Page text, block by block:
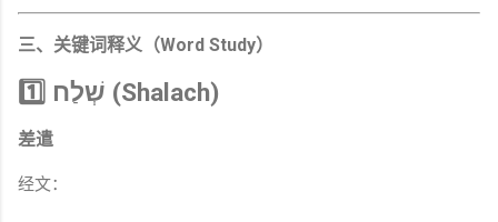
三、关键词释义（Word Study）
1️⃣ שְׁלַח (Shalach)
差遣
经文：